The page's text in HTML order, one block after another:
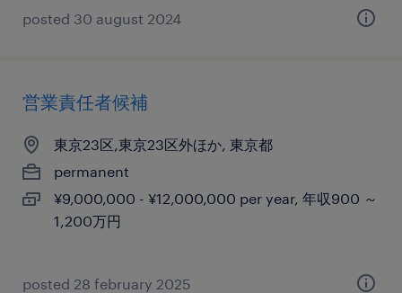
posted 30 august 2024
営業責任者候補
東京23区,東京23区外ほか, 東京都
permanent
¥9,000,000 - ¥12,000,000 per year, 年収900 ～
1,200万円
posted 28 february 2025